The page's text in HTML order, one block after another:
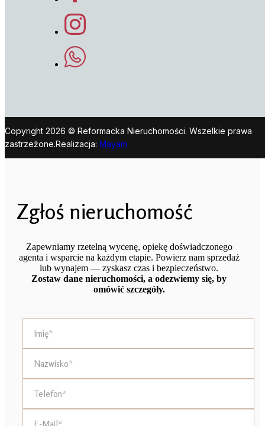
Copyright 2026 © Reformacka Nieruchomości. Wszelkie prawa
zastrzeżone.Realizacja: Mayam
Zgłoś nieruchomość
Zapewniamy rzetelną wycenę, opiekę doświadczonego
agenta i wsparcie na każdym etapie. Powierz nam sprzedaż
lub wynajem — zyskasz czas i bezpieczeństwo.
Zostaw dane nieruchomości, a odezwiemy się, by
omówić szczegóły.